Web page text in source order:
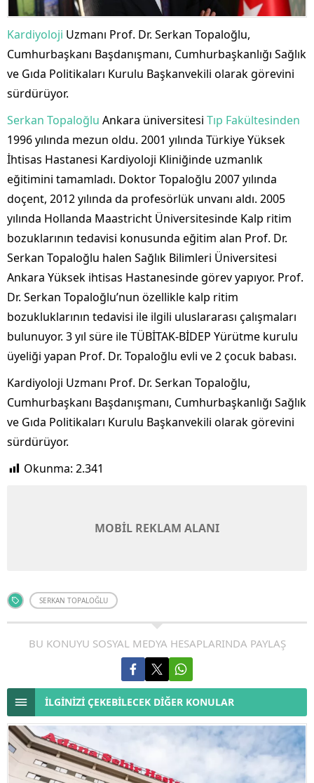
Kardiyoloji Uzmanı Prof. Dr. Serkan Topaloğlu,
Cumhurbaşkanı Başdanışmanı, Cumhurbaşkanlığı Sağlık
ve Gıda Politikaları Kurulu Başkanvekili olarak görevini
sürdürüyor.
Serkan Topaloğlu Ankara üniversitesi Tıp Fakültesinden
1996 yılında mezun oldu. 2001 yılında Türkiye Yüksek
İhtisas Hastanesi Kardiyoloji Kliniğinde uzmanlık
eğitimini tamamladı. Doktor Topaloğlu 2007 yılında
doçent, 2012 yılında da profesörlük unvanı aldı. 2005
yılında Hollanda Maastricht Üniversitesinde Kalp ritim
bozuklarının tedavisi konusunda eğitim alan Prof. Dr.
Serkan Topaloğlu halen Sağlık Bilimleri Üniversitesi
Ankara Yüksek ihtisas Hastanesinde görev yapıyor. Prof.
Dr. Serkan Topaloğlu’nun özellikle kalp ritim
bozukluklarının tedavisi ile ilgili uluslararası çalışmaları
bulunuyor. 3 yıl süre ile TÜBİTAK-BİDEP Yürütme kurulu
üyeliği yapan Prof. Dr. Topaloğlu evli ve 2 çocuk babası.
Kardiyoloji Uzmanı Prof. Dr. Serkan Topaloğlu,
Cumhurbaşkanı Başdanışmanı, Cumhurbaşkanlığı Sağlık
ve Gıda Politikaları Kurulu Başkanvekili olarak görevini
sürdürüyor.
Okunma: 2.341
MOBİL REKLAM ALANI
SERKAN TOPALOĞLU
BU KONUYU SOSYAL MEDYA HESAPLARINDA PAYLAŞ
İLGİNİZİ ÇEKEBİLECEK DİĞER KONULAR